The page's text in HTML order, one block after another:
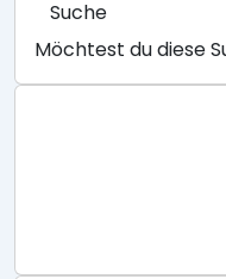
Suche
Möchtest du diese